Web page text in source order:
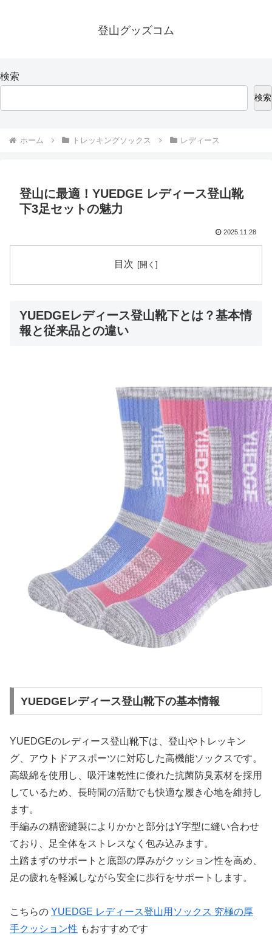
登山グッズコム
検索
検索
ホーム トレッキングソックス レディース
登山に最適！YUEDGE レディース登山靴
下3足セットの魅力
2025.11.28
目次
YUEDGEレディース登山靴下とは？基本情
報と従来品との違い
YUEDGEレディース登山靴下の基本情報
YUEDGEのレディース登山靴下は、登山やトレッキン
グ、アウトドアスポーツに対応した高機能ソックスです。
高級綿を使用し、吸汗速乾性に優れた抗菌防臭素材を採用
しているため、長時間の活動でも快適な履き心地を維持し
ます。
手編みの精密縫製によりかかと部分はY字型に縫い合わせ
ており、足全体をストレスなく包み込みます。
土踏まずのサポートと底部の厚みがクッション性を高め、
足の疲れを軽減しながら安全に歩行をサポートします。
こちらの YUEDGE レディース登山用ソックス 究極の厚
手クッション性 もおすすめです